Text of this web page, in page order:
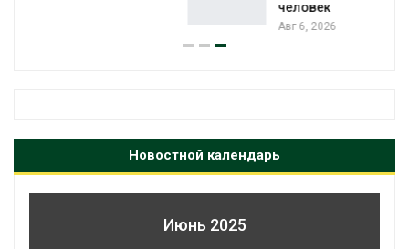
Новостной календарь
Июнь 2025